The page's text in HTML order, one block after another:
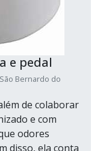
e pedal
Bernardo do
de colaborar
e com
odores
disso, ela conta